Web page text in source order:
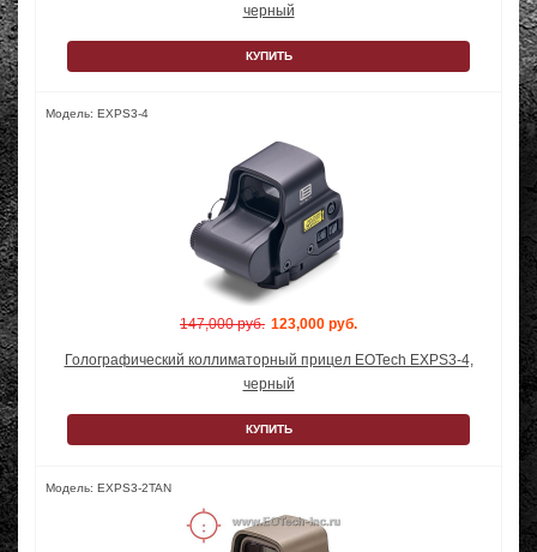
черный
КУПИТЬ
Модель: EXPS3-4
147,000 руб. 123,000 руб.
Голографический коллиматорный прицел EOTech EXPS3-4,
черный
КУПИТЬ
Модель: EXPS3-2TAN